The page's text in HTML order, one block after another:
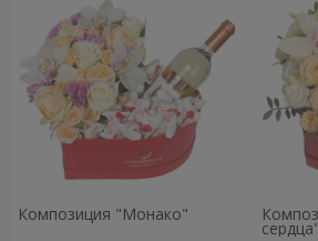
Композиция "Монако"
сердца"